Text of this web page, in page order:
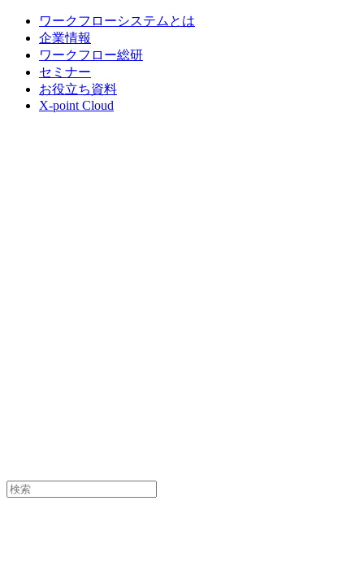
ワークフローシステムとは
企業情報
ワークフロー総研
セミナー
お役立ち資料
X-point Cloud